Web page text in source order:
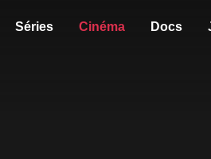
Séries Cinéma Docs